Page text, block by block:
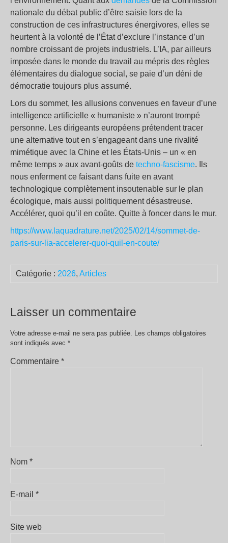
nationale du débat public d’être saisie lors de la
construction de ces infrastructures énergivores, elles se
heurtent à la volonté de l’État d’exclure l’instance d’un
nombre croissant de projets industriels. L’IA, par ailleurs
imposée dans le monde du travail au mépris des règles
élémentaires du dialogue social, se paie d’un déni de
démocratie toujours plus assumé.
Lors du sommet, les allusions convenues en faveur d’une
intelligence artificielle « humaniste » n’auront trompé
personne. Les dirigeants européens prétendent tracer
une alternative tout en s’engageant dans une rivalité
mimétique avec la Chine et les États-Unis – un « en
même temps » aux avant-goûts de techno-fascisme. Ils
nous enferment ce faisant dans fuite en avant
technologique complètement insoutenable sur le plan
écologique, mais aussi politiquement désastreuse.
Accélérer, quoi qu’il en coûte. Quitte à foncer dans le mur.
https://www.laquadrature.net/2025/02/14/sommet-de-
paris-sur-lia-accelerer-quoi-quil-en-coute/
Catégorie : 2026, Articles
Laisser un commentaire
Votre adresse e-mail ne sera pas publiée. Les champs obligatoires
sont indiqués avec *
Commentaire *
Nom *
E-mail *
Site web